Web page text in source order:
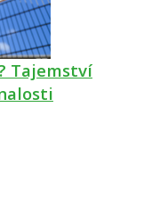
Tajemství